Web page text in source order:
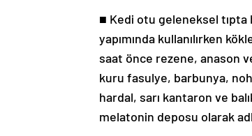
■ Kedi otu geleneksel tıpta
yapımında kullanılırken
saat önce rezene, anason
kuru fasulye, barbunya,
hardal, sarı kantaron ve
melatonin deposu olarak